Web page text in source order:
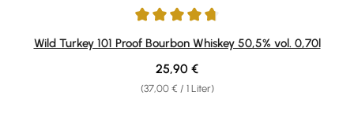
Durchschnittliche Bewertung von 4.75 von 5 Sternen
Wild Turkey 101 Proof Bourbon Whiskey 50,5% vol. 0,70l
(37,00 € / 1 Liter)
Regulärer Preis:
25,90 €